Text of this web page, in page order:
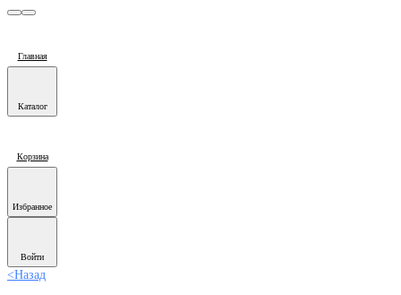
Главная
Каталог
Корзина
Избранное
Войти
<Назад